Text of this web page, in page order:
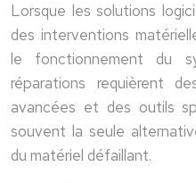
Lorsque les solutions
des interventions
le fonctionnement du
réparations requièrent
avancées et des outils
souvent la seule
du matériel défaillant.